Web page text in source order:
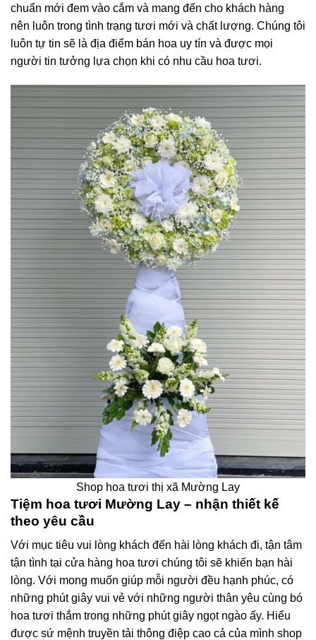
chuẩn mới đem vào cắm và mang đến cho khách hàng
nên luôn trong tình trạng tươi mới và chất lượng. Chúng tôi
luôn tự tin sẽ là địa điểm bán hoa uy tín và được mọi
người tin tưởng lựa chọn khi có nhu cầu hoa tươi.
Shop hoa tươi thị xã Mường Lay
Tiệm hoa tươi Mường Lay – nhận thiết kế
theo yêu cầu
Với mục tiêu vui lòng khách đến hài lòng khách đi, tận tâm
tận tình tại cửa hàng hoa tươi chúng tôi sẽ khiến bạn hài
lòng. Với mong muốn giúp mỗi người đều hạnh phúc, có
những phút giây vui vẻ với những người thân yêu cùng bó
hoa tươi thắm trong những phút giây ngọt ngào ấy. Hiểu
được sứ mệnh truyền tải thông điệp cao cả của mình shop